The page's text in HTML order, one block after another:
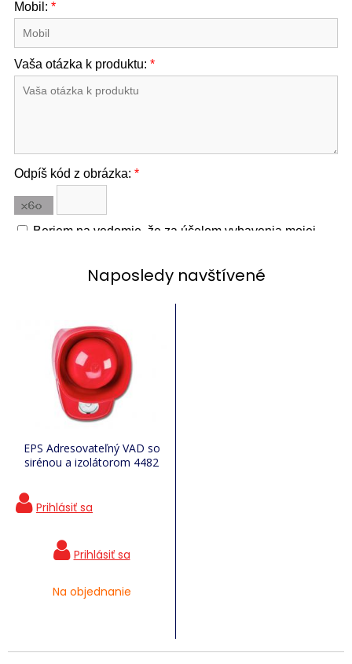
Naposledy navštívené
EPS Adresovateľný VAD so
sirénou a izolátorom 4482
Na objednanie